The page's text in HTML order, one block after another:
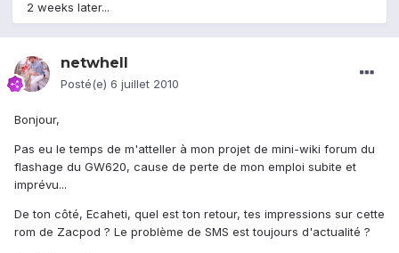
2 weeks later...
netwhell
Posté(e) 6 juillet 2010
Bonjour,
Pas eu le temps de m'atteller à mon projet de mini-wiki forum du
flashage du GW620, cause de perte de mon emploi subite et
imprévu...
De ton côté, Ecaheti, quel est ton retour, tes impressions sur cette
rom de Zacpod ? Le problème de SMS est toujours d'actualité ?